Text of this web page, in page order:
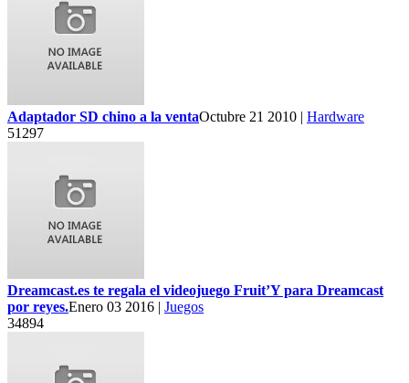
Adaptador SD chino a la ventaOctubre 21 2010 | Hardware
51297
Dreamcast.es te regala el videojuego Fruit’Y para Dreamcast
por reyes.Enero 03 2016 | Juegos
34894